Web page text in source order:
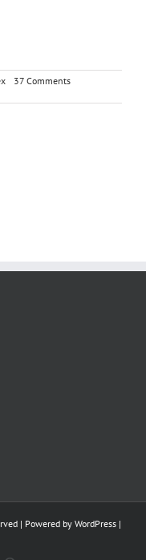
37 Commentson
SMS
| Powered by WordPress |